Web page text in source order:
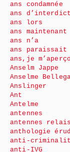
ans condamnée
ans
ans lors
ans maintenant
ans n’a
ans paraissait
ans,je
Anselm Jappe
Anselme
Anslinger
Ant
Antelme
antennes
antennes relais
anthologie
anti-criminalité
anti-IVG